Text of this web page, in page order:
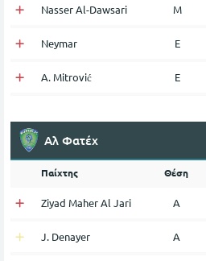
Nasser Al-Dawsari Μ
Neymar Ε
A. Mitrović Ε
Αλ Φατέχ
Παίχτης Θέση
Ziyad Maher Al Jari Α
J. Denayer Α